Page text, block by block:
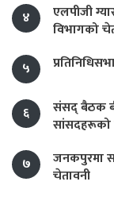
४
एलपीजी
विभागको
५
६
संसद् बैठक
सांसदहरूको
७
जनकपुरमा
चेतावनी